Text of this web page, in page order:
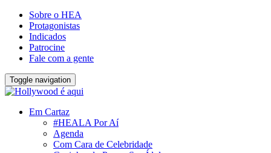
Sobre o HEA
Protagonistas
Indicados
Patrocine
Fale com a gente
Toggle navigation
Em Cartaz
#HEALA Por Aí
Agenda
Com Cara de Celebridade